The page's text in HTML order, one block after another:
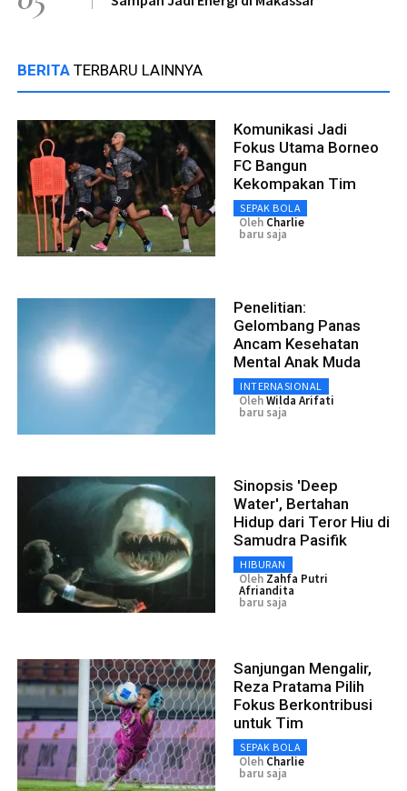
BERITA TERBARU LAINNYA
Komunikasi Jadi
Fokus Utama Borneo
FC Bangun
Kekompakan Tim
SEPAK BOLA
Oleh Charlie
baru saja
Penelitian:
Gelombang Panas
Ancam Kesehatan
Mental Anak Muda
INTERNASIONAL
OlehWilda Arifati
baru saja
Sinopsis 'Deep
Water', Bertahan
Hidup dari Teror Hiu di
Samudra Pasifik
HIBURAN
Oleh Zahfa Putri
Afriandita
baru saja
Sanjungan Mengalir,
Reza Pratama Pilih
Fokus Berkontribusi
untuk Tim
SEPAK BOLA
Oleh Charlie
baru saja